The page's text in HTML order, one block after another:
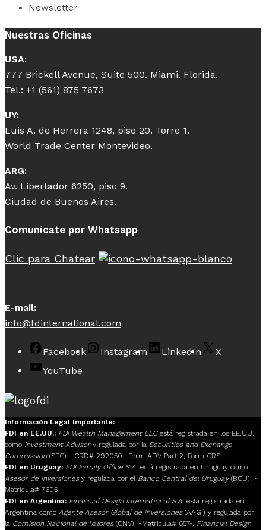
Newsletter
Nuestras Oficinas
USA:
777 Brickell Avenue, Suite 500. Miami. Florida.
Tel.: +1 (561) 875 7673
UY:
Luis A. de Herrera 1248, piso 20. Torre 1.
World Trade Center Montevideo.
ARG:
Av. Libertador 6250, piso 9.
Ciudad de Buenos Aires.
Comunícate por Whatsapp
Clic para Chatear
E-mail:
info@fdinternational.com
Facebook Instagram LinkedIn
X
YouTube
Información Legal Importante:
FDI en EE.UU.: FDI Wealth Management LLCestá registrada en los EE.UU.
como Investment Advisory regulada por la Securities and Exchange
Commission(SEC). -CRD# 292050- Form ADV Part 2
Form CRS.
FDI en Uruguay: FDI Family Office S.A. está registrada en Uruguay como
Asesor de Inversionesy regulada por el Banco Central del Uruguay(BCU). -
Matrícula# 7605-
FDI en Argentina: Financial Design International S.A. está registrada en
Argentina como Agente Asesor Global de Inversiones(AAGI) y regulada por
la Comisión Nacional de Valores(CNV). -Matrícula# 657-. Financial Design